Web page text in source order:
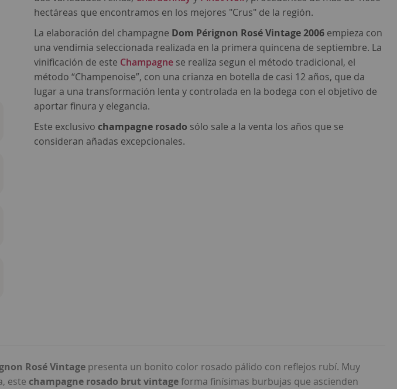
hectáreas que encontramos en los mejores "Crus" de la región.
La elaboración del champagne Dom Pérignon Rosé Vintage 2006 empieza con
una vendimia seleccionada realizada en la primera quincena de septiembre. La
vinificación de este Champagne se realiza segun el método tradicional, el
método “Champenoise”, con una crianza en botella de casi 12 años, que da
lugar a una transformación lenta y controlada en la bodega con el objetivo de
aportar finura y elegancia.
Este exclusivochampagne rosado sólo sale a la venta los años que se
consideran añadas excepcionales.
Rosé Vintage presenta un bonito color rosado pálido con reflejos rubí. Muy
este champagne rosado brut vintageforma finísimas burbujas que ascienden